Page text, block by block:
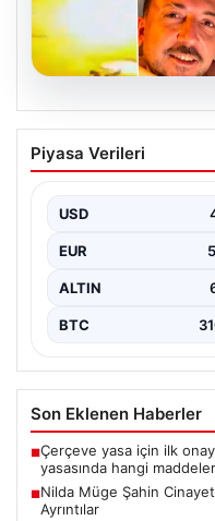
07.08.2026
Nilda Müge
Gelişmeler ve
kadının hayatını
Piyasa Verileri
USD
EUR
ALTIN
BTC
Son Eklenen Haberler
■Çerçeve yasa için ilk
yasasında hangi
■Nilda Müge Şahin
Ayrıntılar